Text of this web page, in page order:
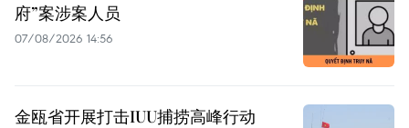
府”案涉案人员
07/08/2026 14:56
金瓯省开展打击IUU捕捞高峰行动